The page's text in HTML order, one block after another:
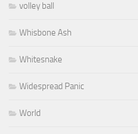
volley ball
Whisbone Ash
Whitesnake
Widespread Panic
World